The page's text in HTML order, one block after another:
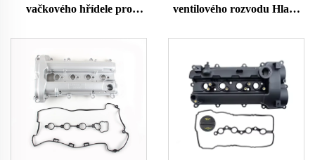
vačkového hřídele pro
328i M3 E39 528i E36 E37
E38 Z3 11121703341
11121748630
ventilového rozvodu Hlava
Tacoma 2016-2021 11201-